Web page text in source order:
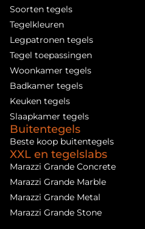
Soorten tegels
Tegelkleuren
Legpatronen tegels
Tegel toepassingen
Woonkamer tegels
Badkamer tegels
Keuken tegels
Slaapkamer tegels
Buitentegels
Beste koop buitentegels
XXL en tegelslabs
Marazzi Grande Concrete
Marazzi Grande Marble
Marazzi Grande Metal
Marazzi Grande Stone